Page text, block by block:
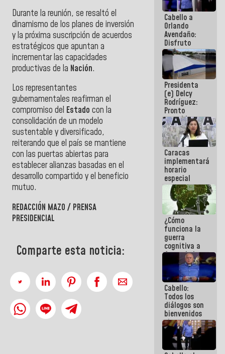
Durante la reunión, se resaltó el
dinamismo de los planes de inversión
y la próxima suscripción de acuerdos
estratégicos que apuntan a
incrementar las capacidades
productivas de la Nación.
Los representantes
gubernamentales reafirman el
compromiso del Estado con la
consolidación de un modelo
sustentable y diversificado,
reiterando que el país se mantiene
con las puertas abiertas para
establecer alianzas basadas en el
desarrollo compartido y el beneficio
mutuo.
REDACCIÓN MAZO / PRENSA
PRESIDENCIAL
Comparte esta noticia:
Cabello a
Orlando
Avendaño:
Disfruto
cada vez
que escribes
porque lo
que haces
es
embarrarla
Presidenta
(e) Delcy
Rodríguez:
Pronto
restableceremos
las
operaciones
en el
Aeropuerto
Internacional
de
Maiquetía
Caracas
implementará
horario
especial
para
adaptarse
al plan de
ahorro
energético
¿Cómo
funciona la
guerra
cognitiva a
favor de la
narrativa
hegemónica?
(1)
Cabello:
Todos los
diálogos son
bienvenidos
siempre que
estén en el
marco de la
Constitución